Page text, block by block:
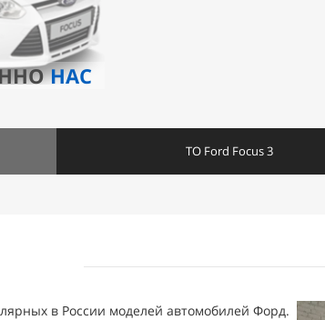
НАС
ТО Ford Focus 3
в России моделей автомобилей Форд.